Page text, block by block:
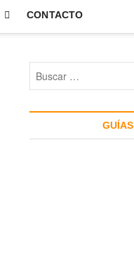
CONTACTO
GUÍAS